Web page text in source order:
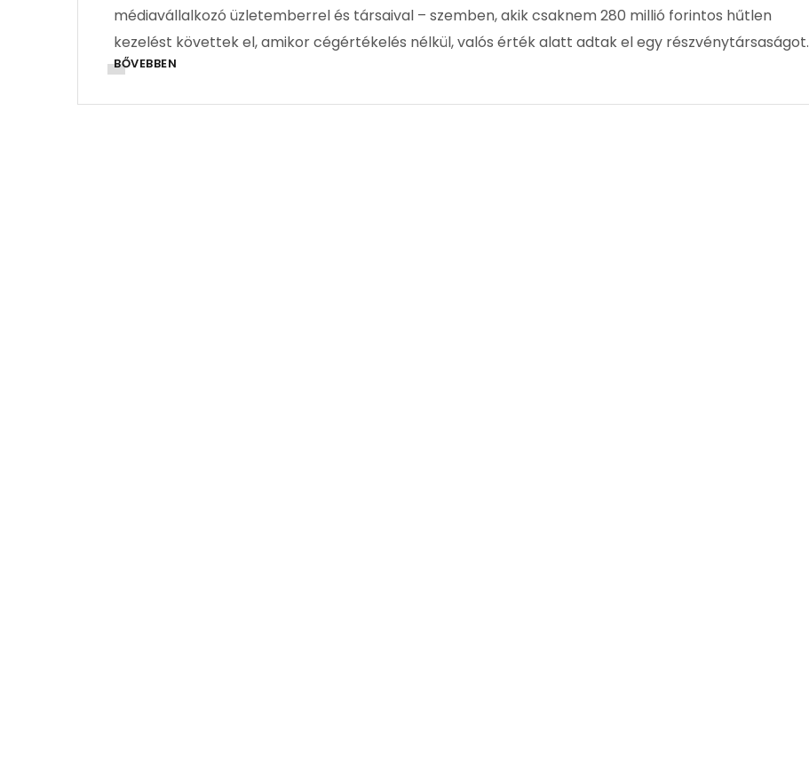
médiavállalkozó üzletemberrel és társaival – szemben, akik csaknem 280 millió forintos hűtlen
kezelést követtek el, amikor cégértékelés nélkül, valós érték alatt adtak el egy részvénytársaságot.
BŐVEBBEN